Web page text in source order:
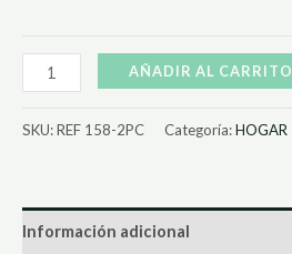
AÑADIR AL CARRITO
SKU:REF 158-2PC Categoría:HOGAR
Información adicional